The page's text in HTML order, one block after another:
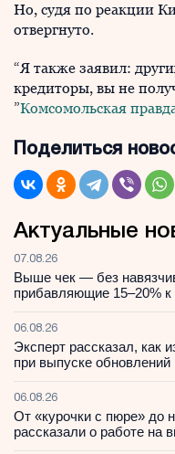
Но, судя по реакции
отвергнуто.
“Я также заявил:
кредиторы, вы не
”Комсомольская
Поделиться
Актуальные
07.08.26
Выше чек — без
прибавляющие 15–20%
06.08.26
Эксперт рассказал, как
при выпуске обновлений
06.08.26
От «курочки с пюре» до
рассказали о работе на